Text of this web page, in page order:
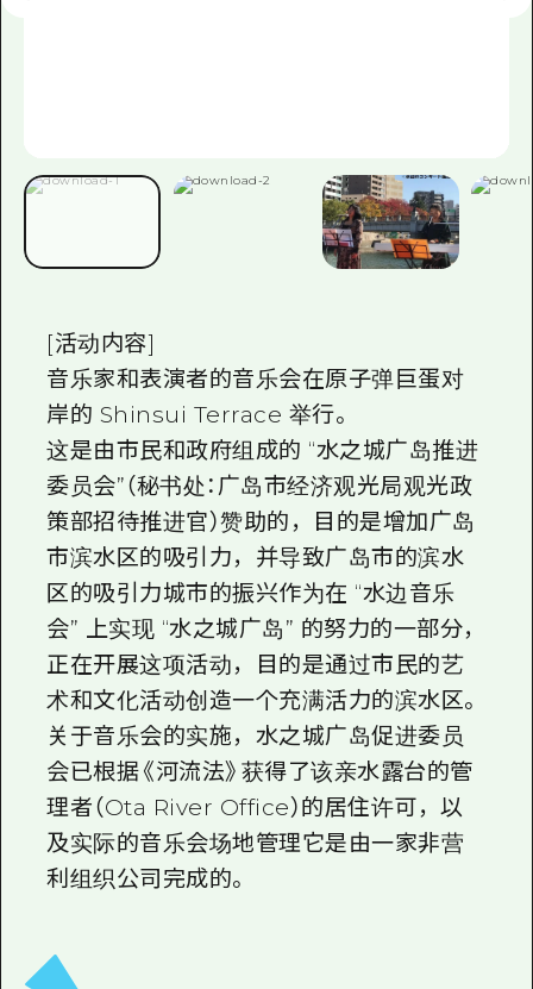
[活动内容]
音乐家和表演者的音乐会在原子弹巨蛋对
岸的 Shinsui Terrace 举行。
这是由市民和政府组成的 “水之城广岛推进
委员会”（秘书处：广岛市经济观光局观光政
策部招待推进官）赞助的，目的是增加广岛
市滨水区的吸引力，并导致广岛市的滨水
区的吸引力城市的振兴作为在 “水边音乐
会” 上实现 “水之城广岛” 的努力的一部分，
正在开展这项活动，目的是通过市民的艺
术和文化活动创造一个充满活力的滨水区。
关于音乐会的实施，水之城广岛促进委员
会已根据《河流法》获得了该亲水露台的管
理者（Ota River Office）的居住许可，以
及实际的音乐会场地管理它是由一家非营
利组织公司完成的。